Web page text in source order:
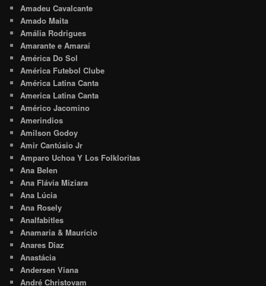
Amadeu Cavalcante
Amado Maita
Amália Rodrigues
Amarante e Amaraí
América Do Sol
América Futebol Clube
América Latina Canta
America Latina Canta
Américo Jacomino
Amerindios
Amilson Godoy
Amir Cantúsio Jr
Amparo Uchoa Y Los Folkloritas
Ana Belen
Ana Flávia Miziara
Ana Lúcia
Ana Rosely
Analfabitles
Anamaria & Maurício
Anares Diaz
Anastácia
Andersen Viana
André Christovam